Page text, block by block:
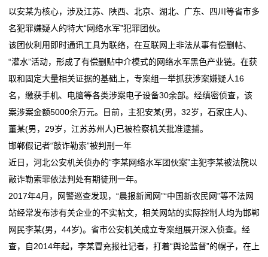
以安某为核心，涉及江苏、陕西、北京、湖北、广东、四川等省市多
名犯罪嫌疑人的特大“网络水军”犯罪团伙。
该团伙利用即时通讯工具为联络，在互联网上非法从事有偿删帖、
“灌水”活动，形成了有偿删贴中介模式的网络水军黑色产业链。在获
取和固定大量相关证据的基础上，专案组一举抓获涉案嫌疑人16
名，缴获手机、电脑等各类涉案电子设备30余部。经缜密侦查，该
案涉案金额5000余万元。目前，主犯安某(男，32岁，石家庄人)、
董某(男，29岁，江苏苏州人)已被检察机关批准逮捕。
邯郸假记者“敲诈勒索”被判刑一年
近日，河北公安机关侦办的“李某网络水军团伙案”主犯李某被法院以
敲诈勒索罪依法判处有期徒刑一年。
2017年4月，网警巡查发现，“晨报新闻网”“中国新农民网”等不法网
站经常发布涉有关企业的不实帖文，相关网站的实际控制人均为邯郸
网民李某(男，44岁)。省市公安机关成立专案组展开深入侦查。经
查，自2014年起，李某冒充报社记者，打着“舆论监督”的幌子，在上